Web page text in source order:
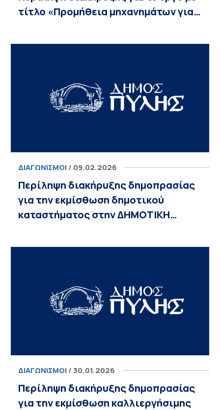
τίτλο «Προμήθεια μηχανημάτων για…
ΔΙΑΓΩΝΙΣΜΟΊ/ 09.02.2026
Περίληψη διακήρυξης δημοπρασίας
για την εκμίσθωση δημοτικού
καταστήματος στην ΔΗΜΟΤΙΚΗ…
ΔΙΑΓΩΝΙΣΜΟΊ/ 30.01.2026
Περίληψη διακήρυξης δημοπρασίας
για την εκμίσθωση καλλιεργήσιμης